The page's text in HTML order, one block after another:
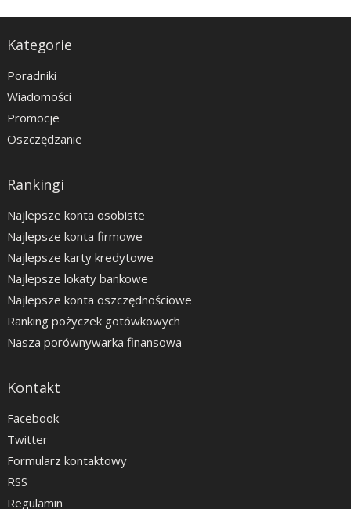
Kategorie
Poradniki
Wiadomości
Promocje
Oszczędzanie
Rankingi
Najlepsze konta osobiste
Najlepsze konta firmowe
Najlepsze karty kredytowe
Najlepsze lokaty bankowe
Najlepsze konta oszczędnościowe
Ranking pożyczek gotówkowych
Nasza porównywarka finansowa
Kontakt
Facebook
Twitter
Formularz kontaktowy
RSS
Regulamin